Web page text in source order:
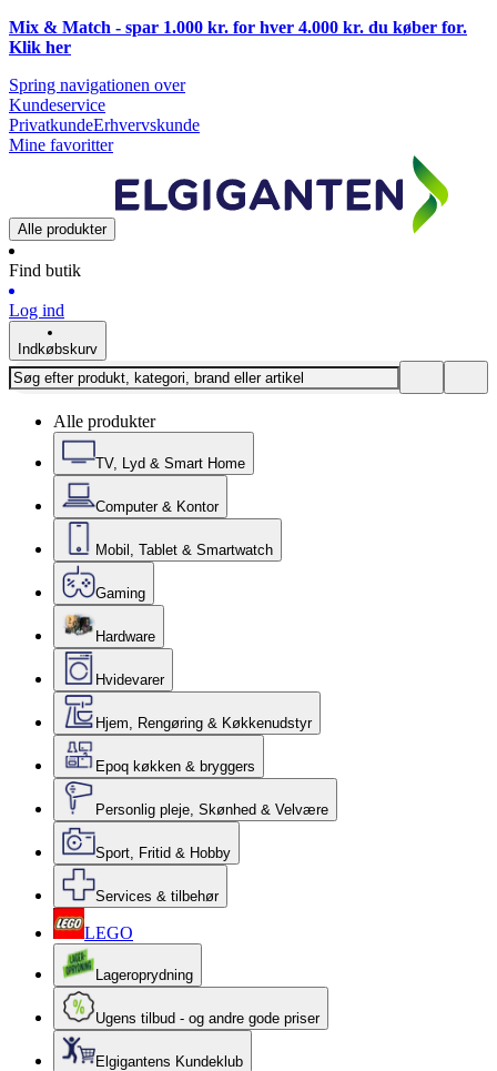
Mix & Match - spar 1.000 kr. for hver 4.000 kr. du køber for.
Klik her
Spring navigationen over
Kundeservice
PrivatkundeErhvervskunde
Mine favoritter
Alle produkter
Find butik
Log ind
Indkøbskurv
Alle produkter
TV, Lyd & Smart Home
Computer & Kontor
Mobil, Tablet & Smartwatch
Gaming
Hardware
Hvidevarer
Hjem, Rengøring & Køkkenudstyr
Epoq køkken & bryggers
Personlig pleje, Skønhed & Velvære
Sport, Fritid & Hobby
Services & tilbehør
LEGO
Lageroprydning
Ugens tilbud - og andre gode priser
Elgigantens Kundeklub